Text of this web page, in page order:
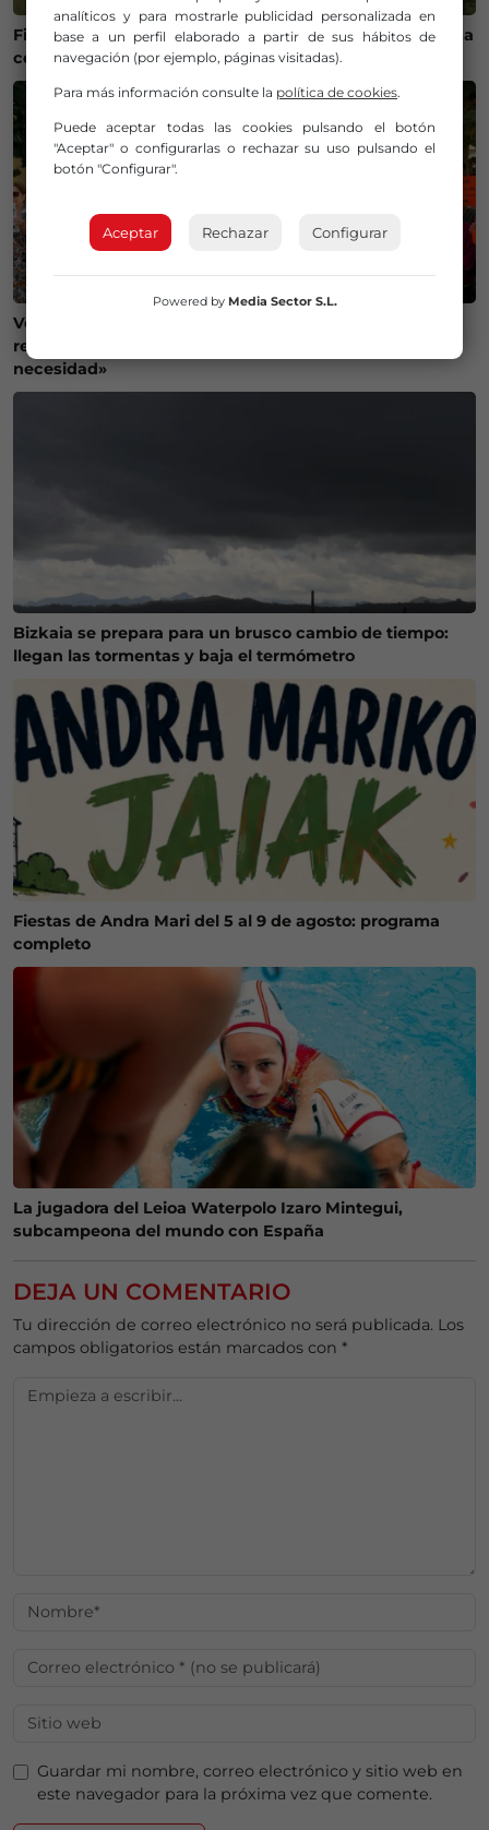
Fiestas de Maruri-Jatabe del 6 al 10 de agosto: programa
completo
Vecinos de la Merindad de Montija reclaman la
reapertura de la farmacia de Villasante: «Es una
necesidad»
Bizkaia se prepara para un brusco cambio de tiempo:
llegan las tormentas y baja el termómetro
Fiestas de Andra Mari del 5 al 9 de agosto: programa
completo
La jugadora del Leioa Waterpolo Izaro Mintegui,
subcampeona del mundo con España
DEJA UN COMENTARIO
Tu dirección de correo electrónico no será publicada. Los
campos obligatorios están marcados con *
Guardar mi nombre, correo electrónico y sitio web en
este navegador para la próxima vez que comente.
analíticos y para mostrarle publicidad personalizada en
base a un perfil elaborado a partir de sus hábitos de
navegación (por ejemplo, páginas visitadas).
Para más información consulte la política de cookies.
Puede aceptar todas las cookies pulsando el botón
"Aceptar" o configurarlas o rechazar su uso pulsando el
botón "Configurar".
Aceptar Rechazar Configurar
Powered by Media Sector S.L.